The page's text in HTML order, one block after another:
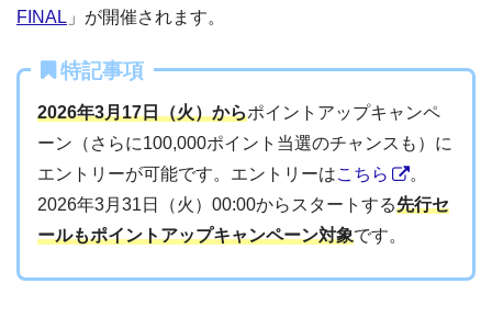
FINAL 」が開催されます。
特記事項
2026年3月17日（火）からポイントアップキャンペ
ーン（さらに100,000ポイント当選のチャンスも）に
エントリーが可能です。エントリーはこちら
。
2026年3月31日（火）00:00からスタートする先行セ
ールもポイントアップキャンペーン対象です。